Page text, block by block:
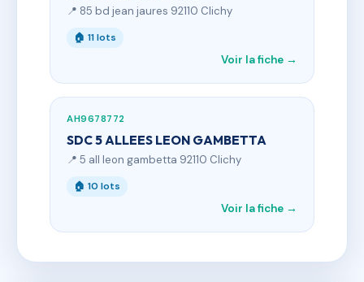
📍 85 bd jean jaures 92110 Clichy
🏠 11 lots
Voir la fiche →
AH9678772
SDC 5 ALLEES LEON GAMBETTA
📍 5 all leon gambetta 92110 Clichy
🏠 10 lots
Voir la fiche →